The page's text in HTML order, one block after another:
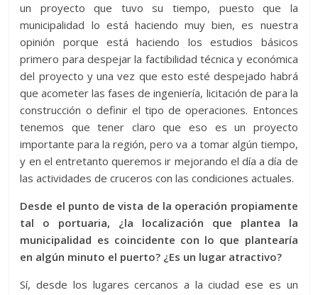
un proyecto que tuvo su tiempo, puesto que la
municipalidad lo está haciendo muy bien, es nuestra
opinión porque está haciendo los estudios básicos
primero para despejar la factibilidad técnica y económica
del proyecto y una vez que esto esté despejado habrá
que acometer las fases de ingeniería, licitación de para la
construcción o definir el tipo de operaciones. Entonces
tenemos que tener claro que eso es un proyecto
importante para la región, pero va a tomar algún tiempo,
y en el entretanto queremos ir mejorando el día a día de
las actividades de cruceros con las condiciones actuales.
Desde el punto de vista de la operación propiamente
tal o portuaria, ¿la localización que plantea la
municipalidad es coincidente con lo que plantearía
en algún minuto el puerto? ¿Es un lugar atractivo?
Sí, desde los lugares cercanos a la ciudad ese es un